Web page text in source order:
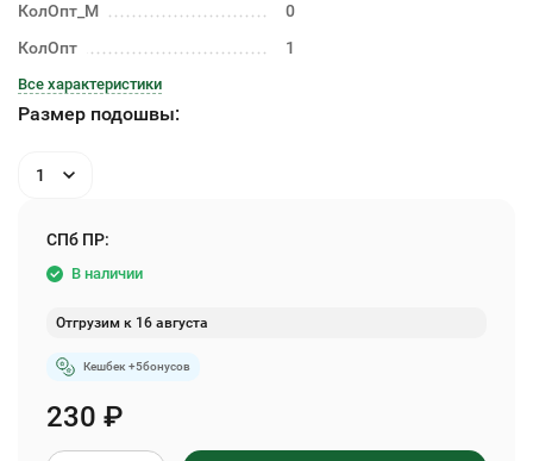
КолОпт_М
0
КолОпт
1
Все характеристики
Размер подошвы:
1
СПб ПР:
В наличии
Отгрузим к 16 августа
Кешбек +5бонусов
230 ₽